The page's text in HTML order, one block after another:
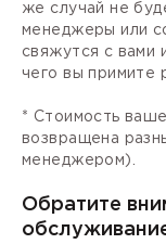
же случай не
менеджеры или
свяжутся с вами
чего вы примите
* Стоимость
возвращена
менеджером).
Обратите